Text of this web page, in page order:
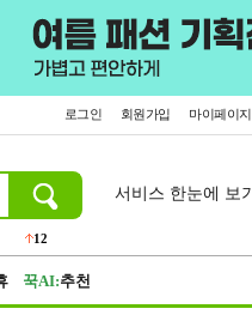
로그인 회원가입 마이페이지
12
서비스 한눈에 보기
꾹AI:추천